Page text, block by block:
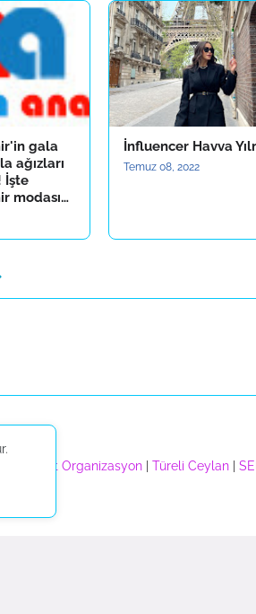
gala
ağızları
İşte
modası…
İnfluencer Havva
Temuz 08, 2022
Piramit Organizasyon Türeli Ceylan